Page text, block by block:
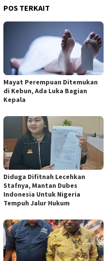
POS TERKAIT
Mayat Perempuan Ditemukan
di Kebun, Ada Luka Bagian
Kepala
Diduga Difitnah Lecehkan
Stafnya, Mantan Dubes
Indonesia Untuk Nigeria
Tempuh Jalur Hukum